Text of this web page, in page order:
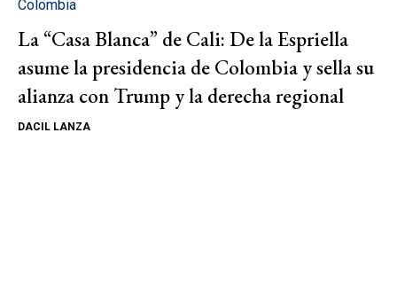
Colombia
La “Casa Blanca” de Cali: De la Espriella
asume la presidencia de Colombia y sella su
alianza con Trump y la derecha regional
DACIL LANZA